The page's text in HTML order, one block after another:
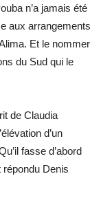
n’a jamais été
aux arrangements
Et le nommer
du Sud qui le
de Claudia
d’un
fasse d’abord
Denis